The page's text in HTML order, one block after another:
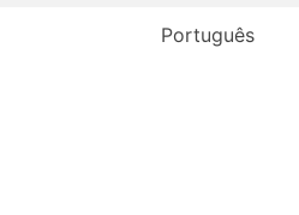
Português